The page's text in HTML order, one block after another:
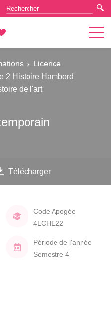
Licence
2 Histoire Hambord
de l'art
Télécharger
Code Apogée
4LCHE22
Période de l'année
Semestre 4